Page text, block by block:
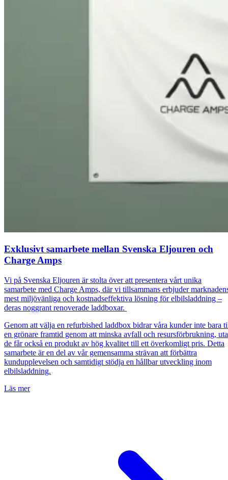
Exklusivt samarbete mellan Svenska Eljouren och
Charge Amps
Vi på Svenska Eljouren är stolta över att presentera vårt unika
samarbete med Charge Amps, där vi tillsammans erbjuder
mest miljövänliga och kostnadseffektiva lösning för elbilsladdning –
deras noggrant renoverade laddboxar.
Genom att välja en refurbished laddbox bidrar våra kunder inte bara
en grönare framtid genom att minska avfall och resursförbrukning,
de får också en produkt av hög kvalitet till ett överkomligt pris. Detta
samarbete är en del av vår gemensamma strävan att förbättra
kundupplevelsen och samtidigt stödja en hållbar utveckling inom
elbilsladdning.
Läs mer